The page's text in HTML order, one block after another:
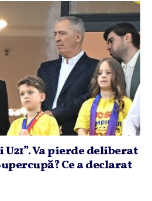
Va pierde deliberat
Ce a declarat